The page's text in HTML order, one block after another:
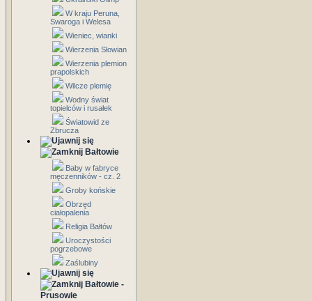
W kraju Peruna,
Swaroga i Welesa
Wieniec, wianki
Wierzenia Słowian
Wierzenia plemion
prapolskich
Wilcze plemię
Wodny świat
topielców i rusałek
Światowid ze
Zbrucza
Bałtowie
Baby w fabryce
męczenników - cz. 2
Groby końskie
Obrzęd
ciałopalenia
Religia Bałtów
Uroczystości
pogrzebowe
Zaślubiny
Bałtowie -
Prusowie